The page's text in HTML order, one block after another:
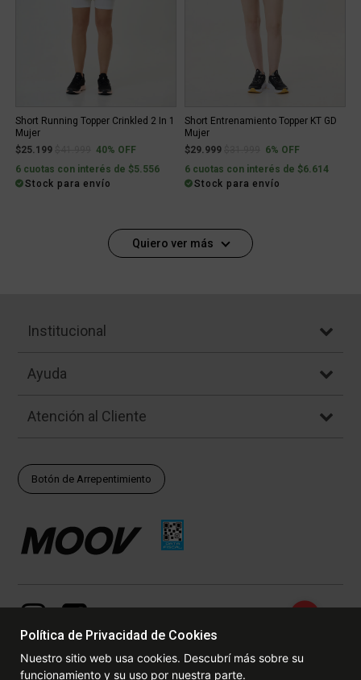
Short Running Topper Crinkled 2 In 1
Mujer
$25.199
Price reduced from
to40% OFF
6 cuotas con interés de $5.556
Stock para envío
Short Entrenamiento Topper KT GD
Mujer
$29.999
Price reduced from
to6% OFF
6 cuotas con interés de $6.614
Stock para envío
Quiero ver más
Institucional
Ayuda
Atención al Cliente
Botón de Arrepentimiento
Política de Privacidad de Cookies
Nuestro sitio web usa cookies. Descubrí más sobre su
funcionamiento y su uso por nuestra parte.